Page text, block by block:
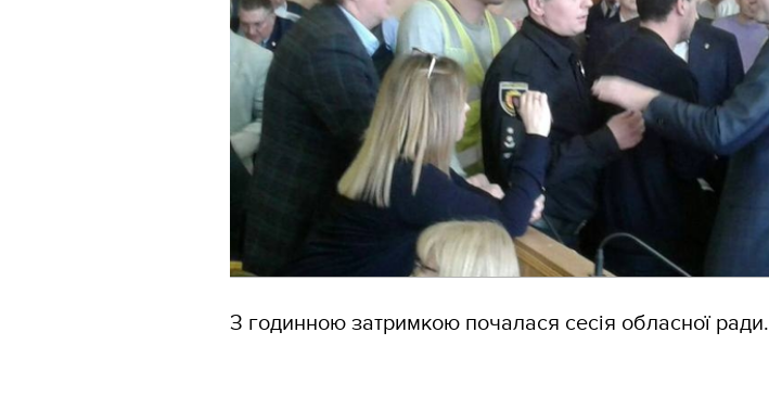
З годинною затримкою почалася сесія обласної ради.